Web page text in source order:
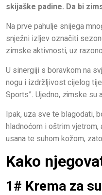
skijaške padine. Da bi
Na prve pahulje snijega
snježni izljev označiti
zimske aktivnosti, uz
U sinergiji s boravkom na
nogu i izdržljivost cijelog
Sports”. Ujedno, zimske su
Ipak, uza sve te blagodati,
hladnoćom i oštrim
usana te suhom kožom,
Kako
1# Krema za